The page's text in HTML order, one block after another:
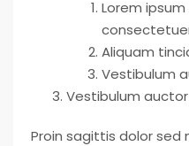
Lorem
Aliquam
Vestibulum
Vestibulum
Proin sagittis dolor